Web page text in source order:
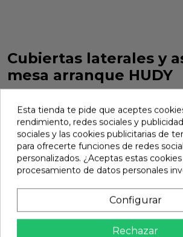
Cubiertas laterales y
mesa arranque HUDY
Referencia 104412.
Marca: Hudy
19,21 €
Añadir
En stock
Esta tienda te pide que aceptes
rendimiento, redes sociales y
sociales y las cookies publicitarias de
para ofrecerte funciones de redes
personalizados. ¿Aceptas estas
procesamiento de datos personales
Configurar
Rechazar